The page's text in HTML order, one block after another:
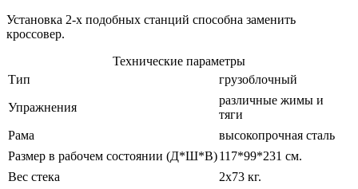
Установка 2-х подобных станций способна заменить
кроссовер.
Технические параметры
Тип
грузоблочный
Упражнения
различные жимы и
тяги
Рама
высокопрочная сталь
Размер в рабочем состоянии (Д*Ш*В)117*99*231 см.
Вес стека
2х73 кг.